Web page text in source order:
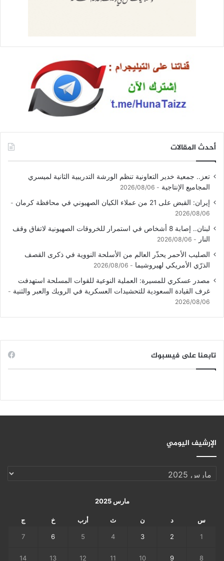
أحدث المقالات
تعز.. جمعية خدير التعاونية تنظم الورشة التدريبية الثانية لميسري
المجاميع الإنتاجية
2026/08/06
إيران: القبض على 21 من عملاء الكيان الصهيوني في محافظة كرمان
2026/08/06
لبنان.. إصابة 8 أشخاص في استمرار للخروقات الصهيونية لاتفاق وقف
النار
2026/08/06
الصليب الأحمر يحذّر العالم من الأسلحة النووية في ذكرى القصف
الذرّي الأمريكي لهيروشيما
2026/08/06
مصدر عسكري للمسيرة: العملية النوعية للقوات المسلحة استهدفت
غرف القيادة السعودية للتحشيدات العسكرية في الرويك والعبر والثنية
2026/08/06
تابعنا على فيسبوك
الإرشيف اليومي
الإرشيف
مارس 2025
س د ن ث أرب خ ج
1
2
3
4
5
6
7
8
9
10
11
12
13
14